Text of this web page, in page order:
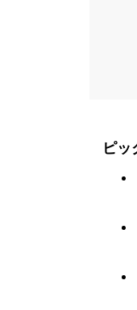
ピッ